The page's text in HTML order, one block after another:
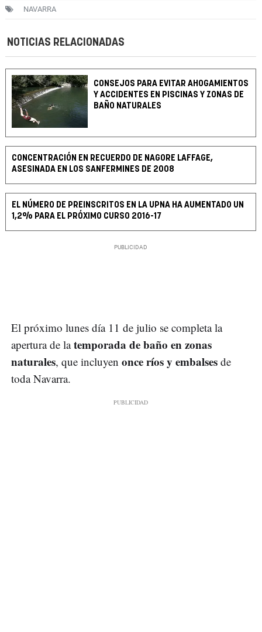
NAVARRA
NOTICIAS RELACIONADAS
CONSEJOS PARA EVITAR AHOGAMIENTOS
Y ACCIDENTES EN PISCINAS Y ZONAS DE
BAÑO NATURALES
CONCENTRACIÓN EN RECUERDO DE NAGORE LAFFAGE,
ASESINADA EN LOS SANFERMINES DE 2008
EL NÚMERO DE PREINSCRITOS EN LA UPNA HA AUMENTADO UN
1,2% PARA EL PRÓXIMO CURSO 2016-17
El próximo lunes día 11 de julio se completa la
apertura de latemporada de baño en zonas
naturales, que incluyen once ríos y embalses de
toda Navarra.